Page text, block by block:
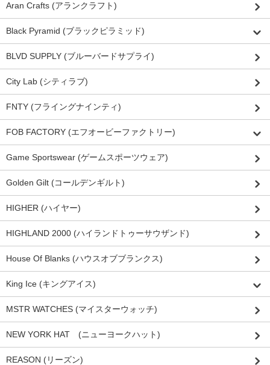
Aran Crafts (アランクラフト)
Black Pyramid (ブラックピラミッド)
BLVD SUPPLY (ブルーバードサプライ)
City Lab (シティラブ)
FNTY (フライングナインティ)
FOB FACTORY (エフオービーファクトリー)
Game Sportswear (ゲームスポーツウェア)
Golden Gilt (コールデンギルト)
HIGHER (ハイヤー)
HIGHLAND 2000 (ハイランドトゥーサウザンド)
House Of Blanks (ハウスオブブランクス)
King Ice (キングアイス)
MSTR WATCHES (マイスターウォッチ)
NEW YORK HAT (ニューヨークハット)
REASON (リーズン)